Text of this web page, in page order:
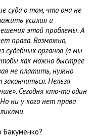
суда о том, что она не
усилия и
этой проблемы. А
права. Возможно,
судебных органов (а мы
как можно быстрее
не платить, нужно
Нельзя
Сегодня кто-то один
ни у кого нет права
Бакуменко?